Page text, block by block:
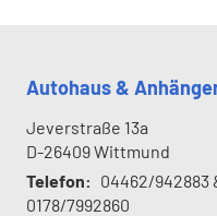
Autohaus &
Jeverstraße 13a
D-26409Wittmund
Telefon: 04462/942883
0178/7992860